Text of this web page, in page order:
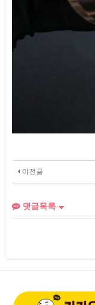
이전글
댓글목록